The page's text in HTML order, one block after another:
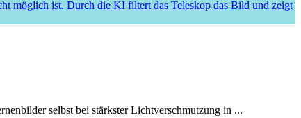
selbst bei stärkster Lichtverschmutzung in ...